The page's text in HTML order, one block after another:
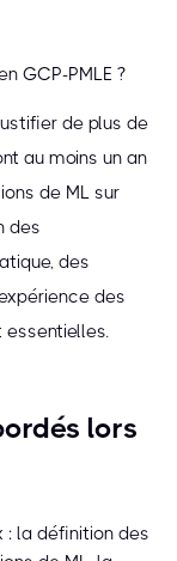
GCP-PMLE ?
de plus de
au moins un an
de ML sur
des
des
des
lors
: la définition des